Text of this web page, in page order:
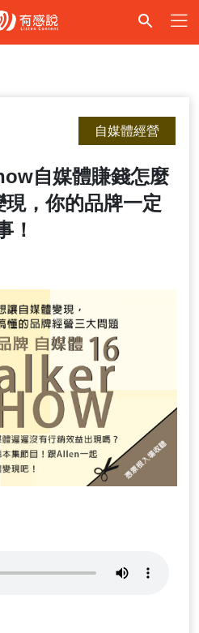
自媒體賺錢怎麼
，你的品牌一定
！
自媒體經營